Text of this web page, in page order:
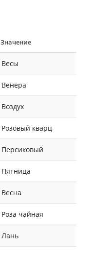
Значение
Весы
Венера
Воздух
Розовый кварц
Персиковый
Пятница
Весна
Роза чайная
Лань